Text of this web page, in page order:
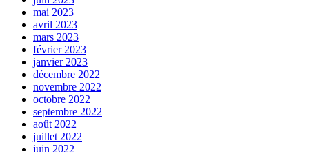
mai 2023
avril 2023
mars 2023
février 2023
janvier 2023
décembre 2022
novembre 2022
octobre 2022
septembre 2022
août 2022
juillet 2022
juin 2022